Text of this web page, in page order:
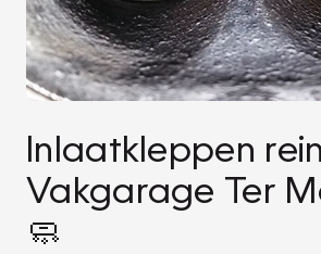
Inlaatkleppen
Vakgarage Ter
🧼